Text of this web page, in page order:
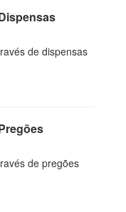
de dispensas
de pregões